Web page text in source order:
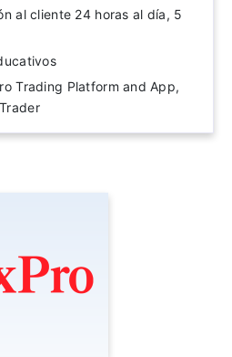
al cliente 24 horas al día, 5
Trading Platform and App,